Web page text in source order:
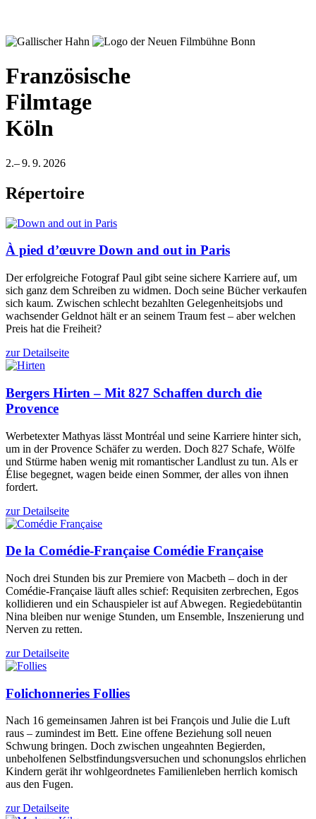
Französische
Filmtage
Köln
2.– 9. 9. 2026
Répertoire
À pied d’œuvre Down and out in Paris
Der erfolgreiche Fotograf Paul gibt seine sichere Karriere auf, um
sich ganz dem Schreiben zu widmen. Doch seine Bücher verkaufen
sich kaum. Zwischen schlecht bezahlten Gelegenheitsjobs und
wachsender Geldnot hält er an seinem Traum fest – aber welchen
Preis hat die Freiheit?
zur Detailseite
Bergers Hirten – Mit 827 Schaffen durch die
Provence
Werbetexter Mathyas lässt Montréal und seine Karriere hinter sich,
um in der Provence Schäfer zu werden. Doch 827 Schafe, Wölfe
und Stürme haben wenig mit romantischer Landlust zu tun. Als er
Élise begegnet, wagen beide einen Sommer, der alles von ihnen
fordert.
zur Detailseite
De la Comédie-Française Comédie Française
Noch drei Stunden bis zur Premiere von Macbeth – doch in der
Comédie-Française läuft alles schief: Requisiten zerbrechen, Egos
kollidieren und ein Schauspieler ist auf Abwegen. Regiedebütantin
Nina bleiben nur wenige Stunden, um Ensemble, Inszenierung und
Nerven zu retten.
zur Detailseite
Folichonneries Follies
Nach 16 gemeinsamen Jahren ist bei François und Julie die Luft
raus – zumindest im Bett. Eine offene Beziehung soll neuen
Schwung bringen. Doch zwischen ungeahnten Begierden,
unbeholfenen Selbstfindungsversuchen und schonungslos ehrlichen
Kindern gerät ihr wohlgeordnetes Familienleben herrlich komisch
aus den Fugen.
zur Detailseite